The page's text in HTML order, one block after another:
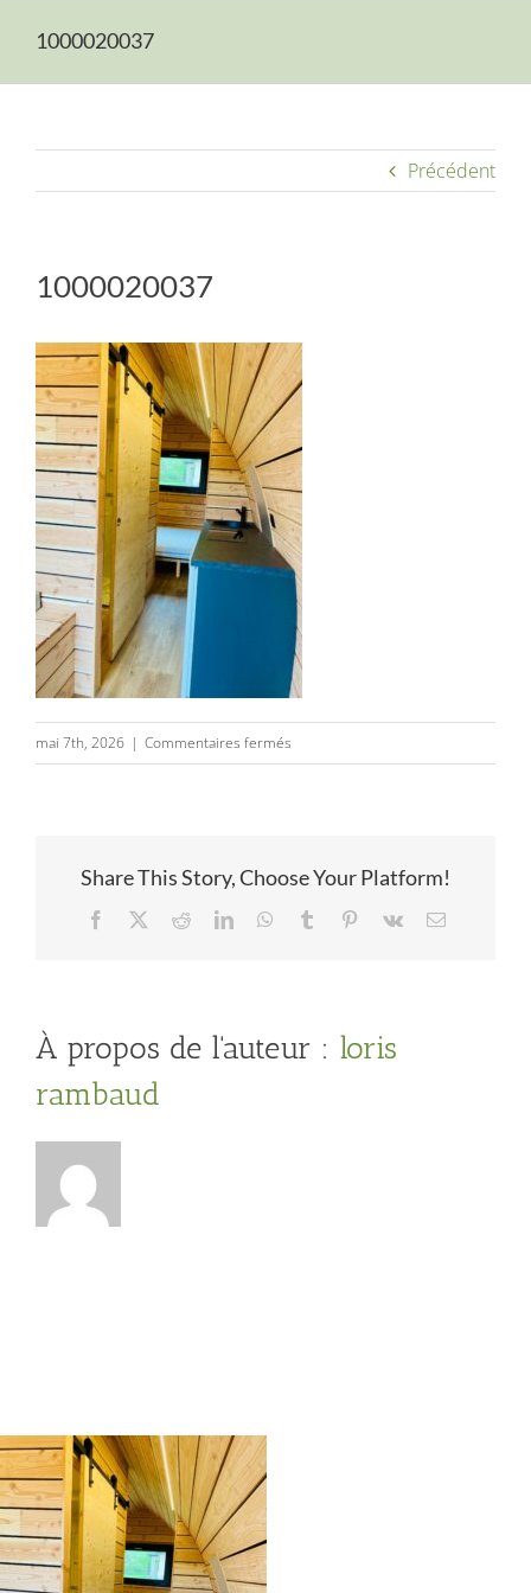
Camping
Hébergements
Réservations
Contact
Langue :
1000020037
Précédent
1000020037
mai 7th, 2026 | Commentaires fermés
1000020037
Share This Story, Choose Your Platform!
Facebook
TwitterRedditLinkedInWhatsApp
Tumblr Pinterest
Vk Email
À propos de l'auteur : loris
rambaud